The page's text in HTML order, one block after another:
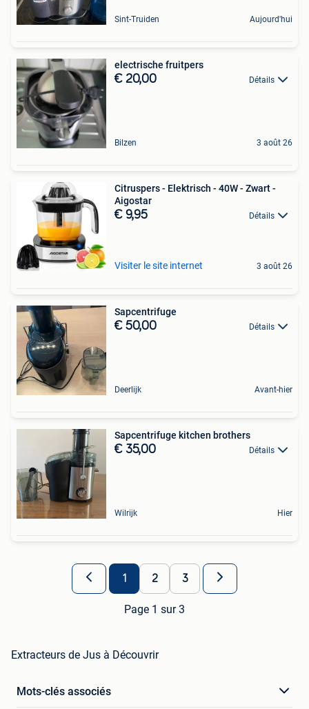
Sint-Truiden Aujourd'hui
electrische fruitpers
€ 20,00 Détails
Bilzen 3 août 26
Citruspers - Elektrisch - 40W - Zwart -
Aigostar
€ 9,95 Détails
Visiter le site internet 3 août 26
Sapcentrifuge
€ 50,00 Détails
Deerlijk Avant-hier
Sapcentrifuge kitchen brothers
€ 35,00 Détails
Wilrijk Hier
1 2 3
Page 1 sur 3
Extracteurs de Jus à Découvrir
Mots-clés associés